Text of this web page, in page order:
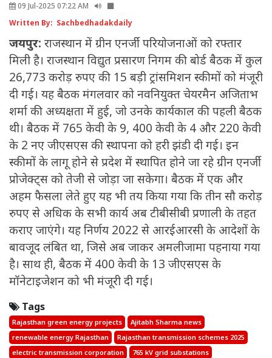
09 Jul-2025 07:22 AM
Written By: Sachbedhadakdaily
जयपुर: राजस्थान में ग्रीन एनर्जी परियोजनाओं को रफ्तार
मिली है। राजस्थान विद्युत प्रसारण निगम की बोर्ड बैठक में कुल
26,773 करोड़ रुपए की 15 बड़ी ट्रांसमिशन स्कीमों को मंजूरी
दी गई। यह बैठक मंगलवार को नवनियुक्त चेयरमैन अजिताभ
शर्मा की अध्यक्षता में हुई, जो उनके कार्यकाल की पहली बैठक
थी। बैठक में 765 केवी के 9, 400 केवी के 4 और 220 केवी
के 2 नए जीएसएस की स्थापना को हरी झंडी दी गई। इन
स्कीमों के लागू होने से प्रदेश में स्थापित होने जा रहे ग्रीन एनर्जी
प्रोजेक्ट्स को तेजी से जोड़ा जा सकेगा। बैठक में एक और
अहम फैसला लेते हुए यह भी तय किया गया कि तीन सौ करोड़
रुपए से अधिक के सभी कार्य अब टीबीसीबी प्रणाली के तहत
कराए जाएंगे। यह निर्णय 2022 से आरईआरसी के आदेशों के
बावजूद लंबित था, जिसे अब जाकर अमलीजामा पहनाया गया
है। साथ ही, बैठक में 400 केवी के 13 जीएसएस के
मॉनेटाइजेशन को भी मंजूरी दी गई।
Tags
Rajasthan green energy projects
Ajitabh Sharma news
renewable energy Rajasthan
Rajasthan transmission schemes 2025
electric transmission corporation
765 kV grid substations